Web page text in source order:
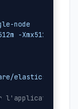
node
-Xmx512m"
elasticsearch/
l'application